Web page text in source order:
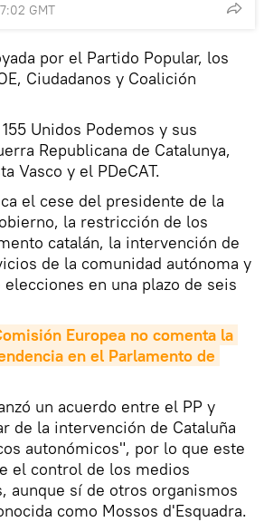
GMT
por el Partido Popular, los
Ciudadanos y Coalición
Unidos Podemos y sus
Republicana de Catalunya,
Vasco y el PDeCAT.
el cese del presidente de la
la restricción de los
catalán, la intervención de
de la comunidad autónoma y
en una plazo de seis
Europea no comenta la
en el Parlamento de
un acuerdo entre el PP y
de la intervención de Cataluña
autonómicos", por lo que este
el control de los medios
aunque sí de otros organismos
como Mossos d'Esquadra.